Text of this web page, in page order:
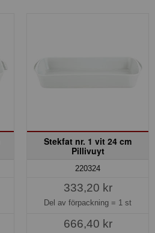
Stekfat nr. 1 vit 24 cm
Pillivuyt
220324
333,20 kr
Del av förpackning = 1 st
666,40 kr